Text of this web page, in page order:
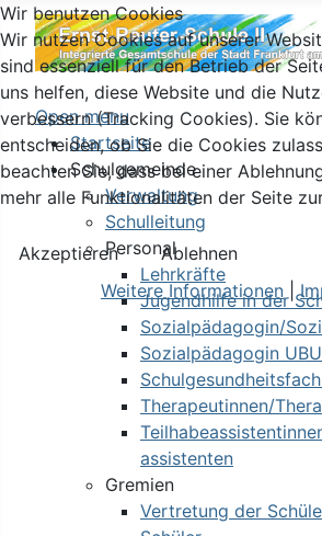
Open menu
Startseite
Schulgemeinde
Verwaltung
Schulleitung
Personal
Lehrkräfte
Jugendhilfe in der
Sozialpädagogin/
Sozialpädagogin
Therapeutinnen/
assistenten
Gremien
Vertretung der
Wir benutzen Cookies
Wir nutzen Cookies auf unserer
sind essenziell für den Betrieb der
uns helfen, diese Website und die
verbessern (Tracking Cookies). Sie
entscheiden, ob Sie die Cookies
beachten Sie, dass bei einer
mehr alle Funktionalitäten der Seite
Akzeptieren
Ablehnen
Weitere Informationen |